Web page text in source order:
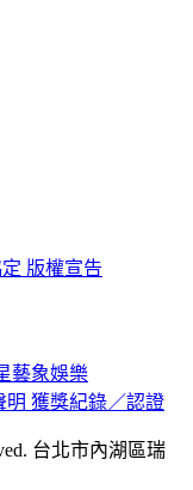
版權宣告
藝象娛樂
明 獲獎紀錄／認證
台北市內湖區瑞